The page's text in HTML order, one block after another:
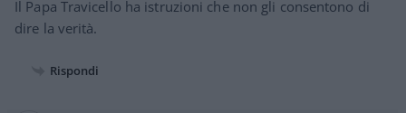
Il Papa Travicello ha istruzioni che non gli consentono di
dire la verità.
Rispondi